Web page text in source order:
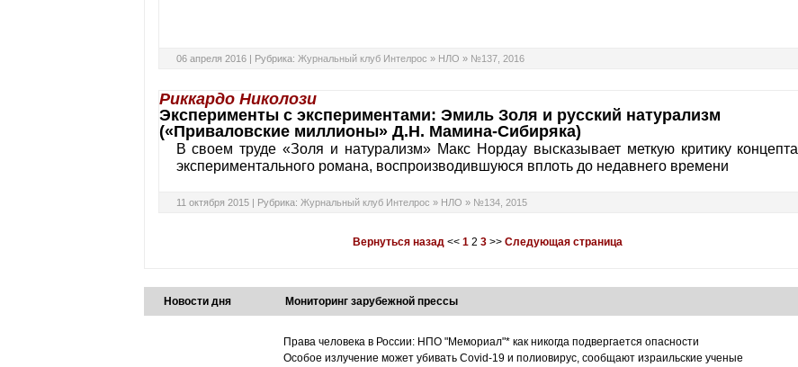
06 апреля 2016 | Рубрика: Журнальный клуб Интелрос » НЛО » №137, 2016
Риккардо Николози
Эксперименты с экспериментами: Эмиль Золя и русский натурализм
(«Приваловские миллионы» Д.Н. Мамина-Сибиряка)
В своем труде «Золя и натурализм» Макс Нордау высказывает меткую критику концепта
экспериментального романа, воспроизводившуюся вплоть до недавнего времени
11 октября 2015 | Рубрика: Журнальный клуб Интелрос » НЛО » №134, 2015
Вернуться назад<< 1 2 3>> Следующая страница
Новости дня Мониторинг зарубежной прессы
Права человека в России: НПО "Мемориал"* как никогда подвергается опасности
Особое излучение может убивать Covid-19 и полиовирус, сообщают израильские ученые